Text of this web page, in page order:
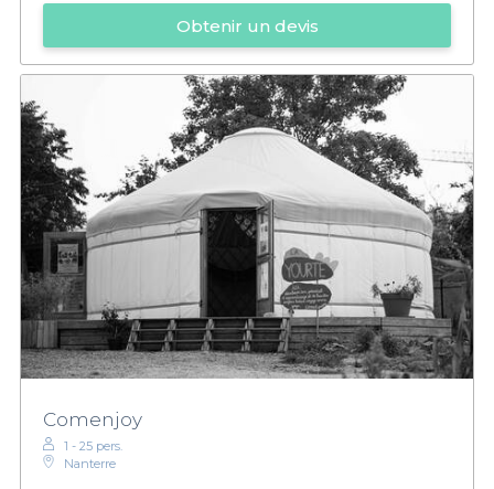
Obtenir un devis
Comenjoy
1 - 25 pers.
Nanterre